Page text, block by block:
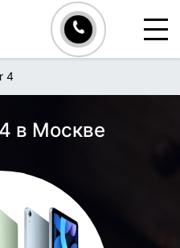
4
в Москве